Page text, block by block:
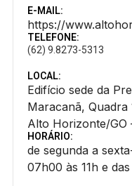
E-MAIL:
https://
TELEFONE:
(62) 9.8273-5313
LOCAL:
Edifício sede da
Maracanã, Quadra
Alto Horizonte/GO
HORÁRIO:
de segunda a
07h00 às 11h e